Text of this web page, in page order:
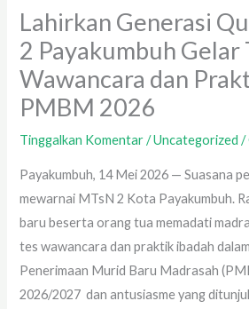
Lahirkan Generasi
2 Payakumbuh Gelar
Wawancara dan
PMBM 2026
Tinggalkan Komentar /Uncategorized /
Payakumbuh, 14 Mei 2026 — Suasana
mewarnai MTsN 2 Kota Payakumbuh.
baru beserta orang tua memadati
tes wawancara dan praktik ibadah
Penerimaan Murid Baru Madrasah
2026/2027 dan antusiasme yang